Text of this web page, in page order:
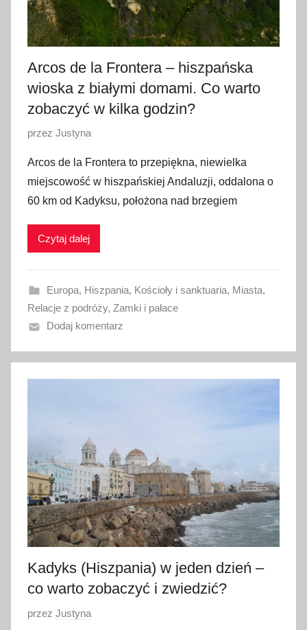
2
0
1
8
Arcos de la Frontera – hiszpańska
wioska z białymi domami. Co warto
zobaczyć w kilka godzin?
O
u
b
l
i
a
n
o
9
l
o
2
0
1
8
przez Justyna
Arcos de la Frontera to przepiękna, niewielka
miejscowość w hiszpańskiej Andaluzji, oddalona o
60 km od Kadyksu, położona nad brzegiem
Czytaj dalej
Europa, Hiszpania, Kościoły i sanktuaria, Miasta,
Relacje z podróży, Zamki i pałace
Dodaj komentarz
Kadyks (Hiszpania) w jeden dzień –
co warto zobaczyć i zwiedzić?
O
przez Justyna